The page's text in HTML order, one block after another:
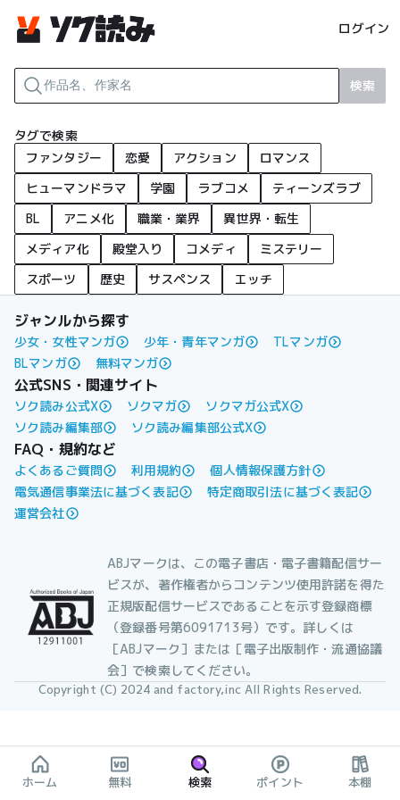
ログイン
検索
タグで検索
ファンタジー
恋愛 アクション
ロマンス
ヒューマンドラマ
学園 ラブコメ
ティーンズラブ
BL
アニメ化 職業・業界
異世界・転生
メディア化
殿堂入り コメディ
ミステリー
スポーツ
歴史 サスペンス エッチ
ジャンルから探す
少女・女性マンガ 少年・青年マンガ
TLマンガ
BLマンガ
無料マンガ
公式SNS・関連サイト
ソク読み公式X ソクマガ
ソクマガ公式X
ソク読み編集部
ソク読み編集部公式X
FAQ・規約など
よくあるご質問 利用規約
個人情報保護方針
電気通信事業法に基づく表記
特定商取引法に基づく表記
運営会社
ABJマークは、この電子書店・電子書籍配信サー
ビスが、著作権者からコンテンツ使用許諾を得た
正規版配信サービスであることを示す登録商標
（登録番号第6091713号）です。詳しくは
［ABJマーク］または［電子出版制作・流通協議
会］で検索してください。
Copyright (C) 2024 and factory,inc All Rights Reserved.
ホーム 無料 検索 ポイント 本棚